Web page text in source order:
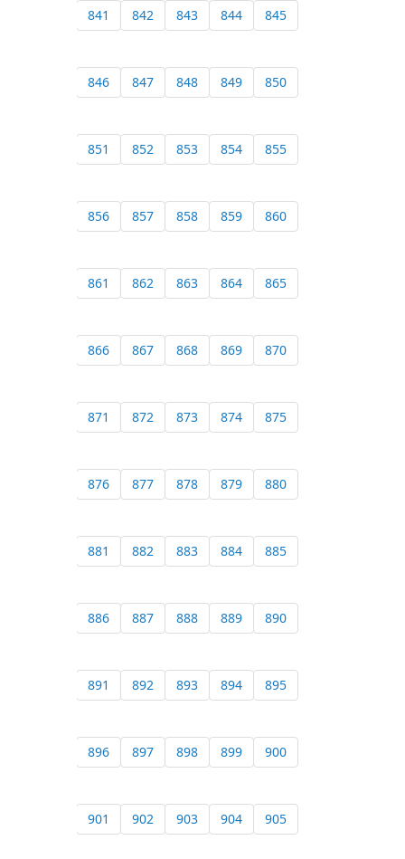
841 842 843 844 845
846 847 848 849 850
851 852 853 854 855
856 857 858 859 860
861 862 863 864 865
866 867 868 869 870
871 872 873 874 875
876 877 878 879 880
881 882 883 884 885
886 887 888 889 890
891 892 893 894 895
896 897 898 899 900
901 902 903 904 905